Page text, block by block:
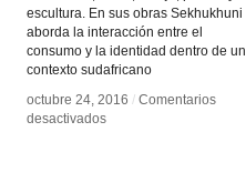
escultura. En sus obras Sekhukhuni
aborda la interacción entre el
consumo y la identidad dentro de un
contexto sudafricano
octubre 24, 2016 / Comentarios
desactivadosen
octubre 24, 2016 / Comentarios
desactivadosen